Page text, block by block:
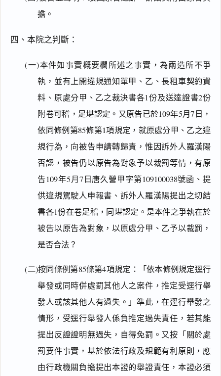
擔。
四、本院之判斷：
(一)本件如事實概要欄所述之事實，為兩造所不爭
執，並有上開違規通知單甲、乙、長租車契約資
料、原處分甲、乙之裁決書各1份及送達證書2份
附卷可稽，足堪認定。又原告已於109年5月7日，
依同條例第85條第1項規定，就原處分甲、乙之違
規行為，向被告申請轉歸責，惟因訴外人羅漢陽
否認，被告仍以原告為對象予以裁罰等情，有原
告109年5月7日唐久營甲字第109100038號函、提
供違規駕駛人申報書、訴外人羅漢陽提出之切結
書各1份在卷足稽，同堪認定。是本件之爭執在於
被告以原告為對象，以原處分甲、乙予以裁罰，
是否合法？
(二)按同條例第85條第4項規定：「依本條例規定逕行
舉發或同時併處罰其他人之案件，推定受逕行舉
發人或該其他人有過失。」準此，在逕行舉發之
情形，受逕行舉發人係負推定過失責任，若其能
提出反證證明無過失，自得免罰。又按「關於處
罰要件事實，基於依法行政及規範有利原則，應
由行政機關負擔提出本證的舉證責任，本證必須